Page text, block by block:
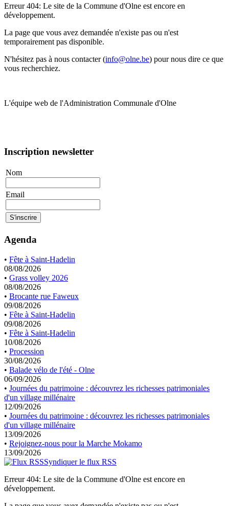
Erreur 404: Le site de la Commune d'Olne est encore en
développement.
La page que vous avez demandée n'existe pas ou n'est
temporairement pas disponible.
N'hésitez pas à nous contacter (info@olne.be) pour nous dire ce que
vous recherchiez.
L'équipe web de l'Administration Communale d'Olne
Inscription newsletter
Nom
Email
Agenda
• Fête à Saint-Hadelin
08/08/2026
• Grass volley 2026
08/08/2026
• Brocante rue Faweux
09/08/2026
• Fête à Saint-Hadelin
09/08/2026
• Fête à Saint-Hadelin
10/08/2026
• Procession
30/08/2026
• Balade vélo de l'été - Olne
06/09/2026
• Journées du patrimoine : découvrez les richesses patrimoniales
d'un village millénaire
12/09/2026
• Journées du patrimoine : découvrez les richesses patrimoniales
d'un village millénaire
13/09/2026
• Rejoignez-nous pour la Marche Mokamo
13/09/2026
Syndiquer le flux RSS
Erreur 404: Le site de la Commune d'Olne est encore en
développement.